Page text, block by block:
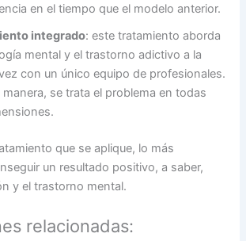
en el tiempo que el modelo anterior.
integrado: este tratamiento aborda
mental y el trastorno adictivo a la
con un único equipo de profesionales.
manera, se trata el problema en todas
que se aplique, lo más
un resultado positivo, a saber,
y el trastorno mental.
relacionadas: